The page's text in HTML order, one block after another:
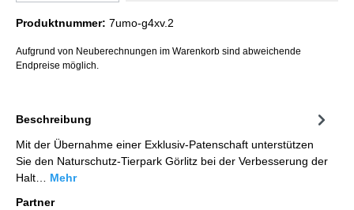
Produktnummer: 7umo-g4xv.2
Aufgrund von Neuberechnungen im Warenkorb sind abweichende
Endpreise möglich.
Beschreibung
Mit der Übernahme einer Exklusiv-Patenschaft unterstützen
Sie den Naturschutz-Tierpark Görlitz bei der Verbesserung der
Halt… Mehr
Partner